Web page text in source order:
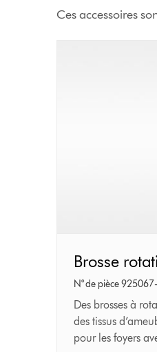
Ces accessoires
Brosse
rotative
auto-
démêlante
Brosse
N° de pièce
Des brosses à
des tissus
pour les foyers